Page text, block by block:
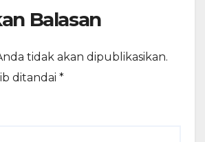
Balasan
tidak akan dipublikasikan.
ditandai *